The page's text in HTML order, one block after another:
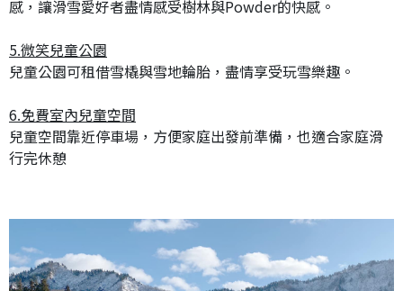
感，讓滑雪愛好者盡情感受樹林與Powder的快感。
5.微笑兒童公園
兒童公園可租借雪橇與雪地輪胎，盡情享受玩雪樂趣。
6.免費室內兒童空間
兒童空間靠近停車場，方便家庭出發前準備，也適合家庭滑
行完休憩